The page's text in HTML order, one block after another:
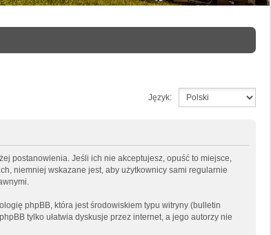
Język:
postanowienia. Jeśli ich nie akceptujesz, opuść to miejsce,
niemniej wskazane jest, aby użytkownicy sami regularnie
phpBB, która jest środowiskiem typu witryny (bulletin
tylko ułatwia dyskusje przez internet, a jego autorzy nie